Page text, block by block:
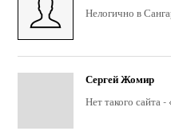
Нелогично в
Сергей Жомир
Нет такого сайта